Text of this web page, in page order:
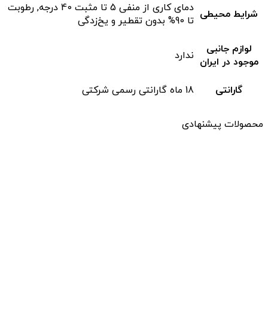
شرایط محیطی
دمای کاری از منفی 5 تا مثبت 40 درجه, رطوبت
تا 90% بدون تقطیر و یخ‌زدگی
لوازم جانبی
موجود در ایران ندارد
گارانتی 18 ماه گارانتی رسمی شرکتی
محصولات پیشنهادی